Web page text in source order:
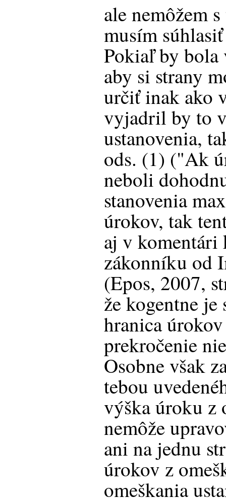
ale nemôžem
musím
Pokiaľ by bola
aby si strany
určiť inak ako
vyjadril by to
ustanovenia,
ods. (1) ("Ak
neboli
stanovenia
úrokov, tak
aj v komentári
zákonníku od
(Epos, 2007,
že kogentne je
hranica
prekročenie
Osobne však
tebou
výška úroku z
nemôže
ani na jednu
úrokov z
omeškania